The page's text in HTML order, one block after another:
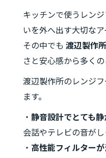
キッチンで使うレン
いを外へ出す大切なア
その中でも 渡辺製作
さと安心感から多くの
渡辺製作所のレンジ
ます。
・ 静音設計でとても静
会話やテレビの音がし
・ 高性能フィルター